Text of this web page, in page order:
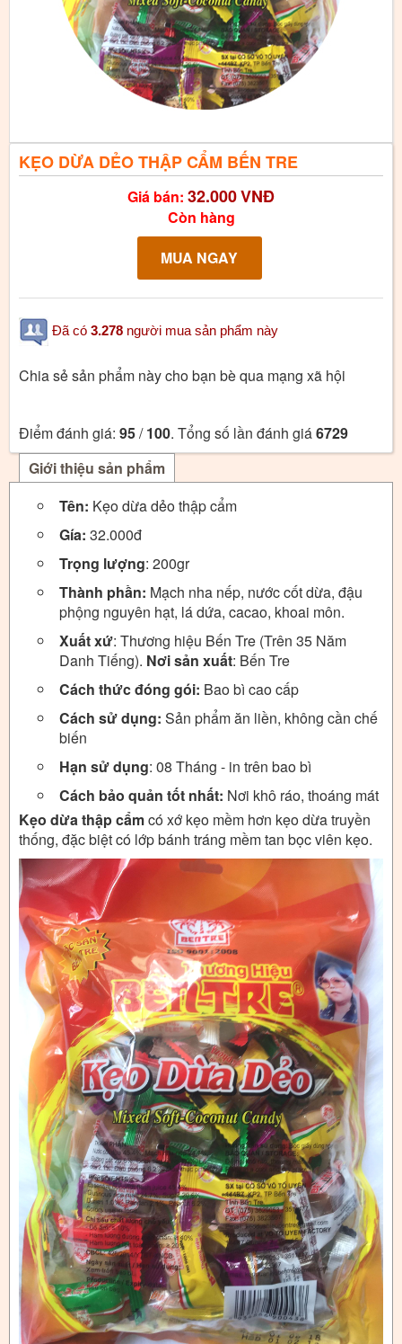
KẸO DỪA DẺO THẬP CẨM BẾN TRE
Giá bán: 32.000VNĐ
Còn hàng
Đã có 3.278 người mua sản phẩm này
Chia sẻ sản phẩm này cho bạn bè qua mạng xã hội
Điểm đánh giá: 95/100. Tổng số lần đánh giá6729
Giới thiệu sản phẩm
Tên: Kẹo dừa dẻo thập cẩm
Gía: 32.000đ
Trọng lượng: 200gr
Thành phần: Mạch nha nếp, nước cốt dừa, đậu
phộng nguyên hạt, lá dứa, cacao, khoai môn.
Xuất xứ: Thương hiệu Bến Tre (Trên 35 Năm
Danh Tiếng). Nơi sản xuất: Bến Tre
Cách thức đóng gói: Bao bì cao cấp
Cách sử dụng: Sản phẩm ăn liền, không cần chế
biến
Hạn sử dụng: 08 Tháng - in trên bao bì
Cách bảo quản tốt nhất: Nơi khô ráo, thoáng mát
Kẹo dừa thập cẩmcó xớ kẹo mềm hơn kẹo dừa truyền
thống, đặc biệt có lớp bánh tráng mềm tan bọc viên kẹo.